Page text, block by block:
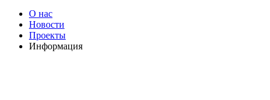
О нас
Новости
Проекты
Информация